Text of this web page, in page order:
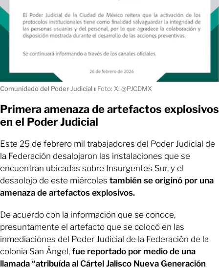
Comunidado del Poder Judicialı Foto: X: @PJCDMX
Primera amenaza de artefactos explosivos
en el Poder Judicial
Este 25 de febrero mil trabajadores del Poder Judicial de
la Federación desalojaron las instalaciones que se
encuentran ubicadas sobre Insurgentes Sur, y el
desaolojo de este miércoles también se originó por una
amenaza de artefactos explosivos.
De acuerdo con la información que se conoce,
presuntamente el artefacto que se colocó en las
inmediaciones del Poder Judicial de la Federación de la
colonia San Ángel, fue reportado por medio de una
llamada “atribuída al Cártel Jalisco Nueva Generación